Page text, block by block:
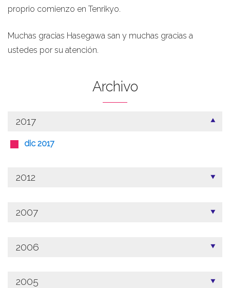
proprio comienzo en Tenrikyo.
Muchas gracias Hasegawa san y muchas gracias a
ustedes por su atención.
Archivo
2017
dic 2017
2012
2007
2006
2005